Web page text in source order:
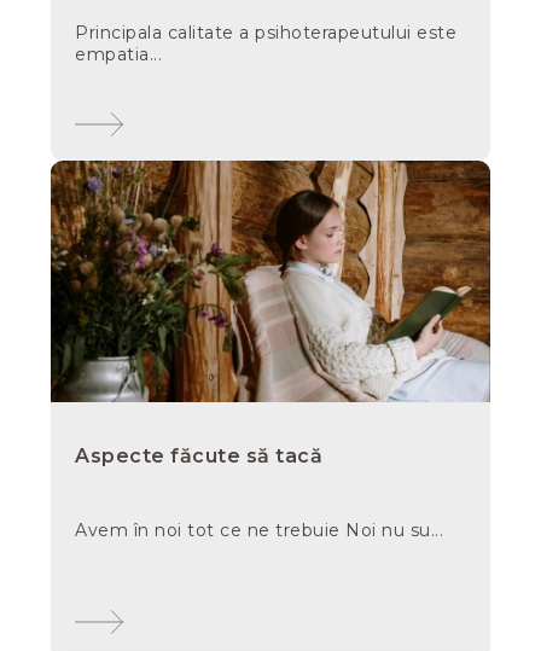
Principala calitate a psihoterapeutului este
empatia...
Aspecte făcute să tacă
Avem în noi tot ce ne trebuie Noi nu su...